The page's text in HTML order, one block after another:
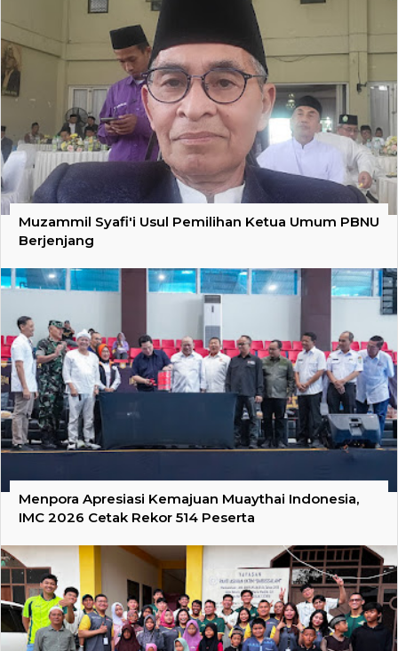
Muzammil Syafi'i Usul Pemilihan Ketua Umum PBNU
Berjenjang
Menpora Apresiasi Kemajuan Muaythai Indonesia,
IMC 2026 Cetak Rekor 514 Peserta